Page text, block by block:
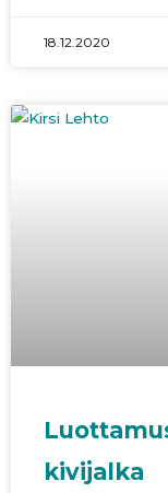
18.12.2020
kivijalka